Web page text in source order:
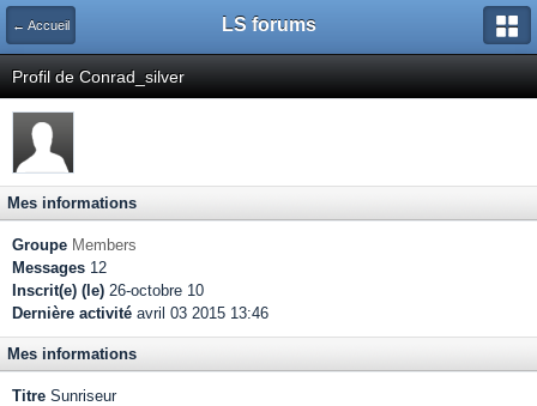
← Accueil LS forums
Profil de Conrad_silver
Mes informations
Groupe Members
Messages 12
Inscrit(e) (le) 26-octobre 10
Dernière activité avril 03 2015 13:46
Mes informations
Titre Sunriseur